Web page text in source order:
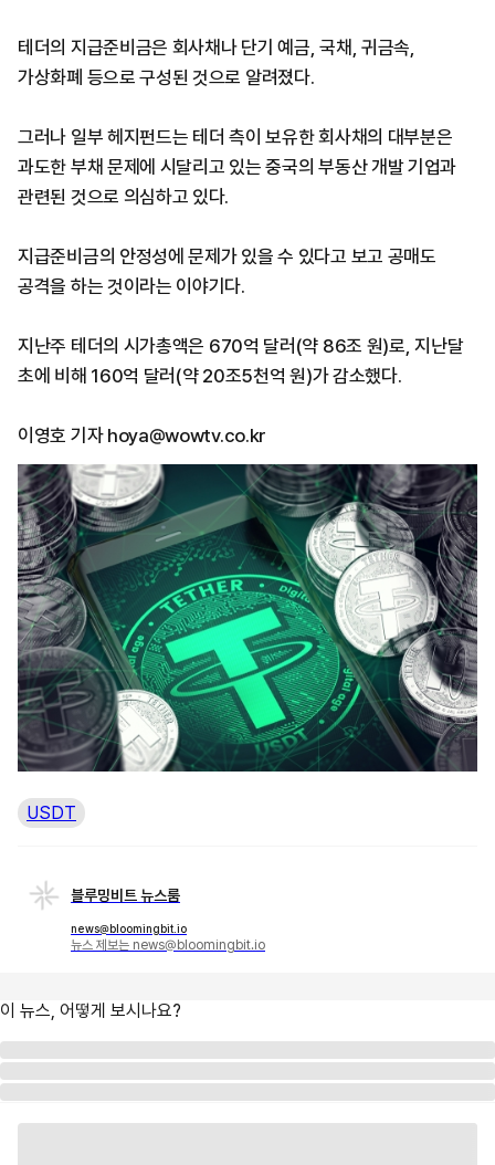
테더의 지급준비금은 회사채나 단기 예금, 국채, 귀금속,
가상화폐 등으로 구성된 것으로 알려졌다.
그러나 일부 헤지펀드는 테더 측이 보유한 회사채의 대부분은
과도한 부채 문제에 시달리고 있는 중국의 부동산 개발 기업과
관련된 것으로 의심하고 있다.
지급준비금의 안정성에 문제가 있을 수 있다고 보고 공매도
공격을 하는 것이라는 이야기다.
지난주 테더의 시가총액은 670억 달러(약 86조 원)로, 지난달
초에 비해 160억 달러(약 20조5천억 원)가 감소했다.
이영호 기자 hoya@wowtv.co.kr
USDT
블루밍비트 뉴스룸
news@bloomingbit.io
뉴스 제보는 news@bloomingbit.io
이 뉴스, 어떻게 보시나요?